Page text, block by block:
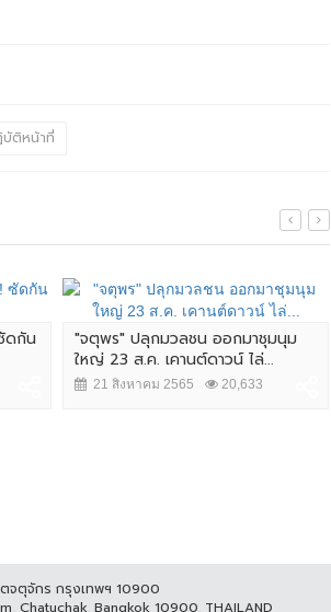
ติหน้าที่
ดกัน
"จตุพร" ปลุกมวลชน ออกมาชุมนุม
ใหญ่ 23 ส.ค. เคานต์ดาวน์ ไล่...
21 สิงหาคม 2565 20,633
จตุจักร กรุงเทพฯ 10900
Chatuchak, Bangkok 10900, THAILAND